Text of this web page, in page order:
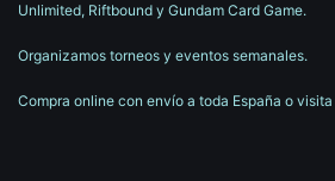
Unlimited, Riftbound y Gundam Card Game.
Organizamos torneos y eventos semanales.
Compra online con envío a toda España o